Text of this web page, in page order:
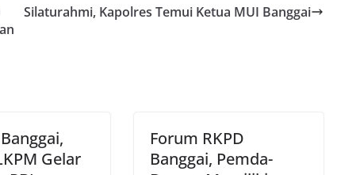
Silaturahmi, Kapolres Temui Ketua MUI Banggai
Gelar
Forum RKPD
Banggai, Pemda-